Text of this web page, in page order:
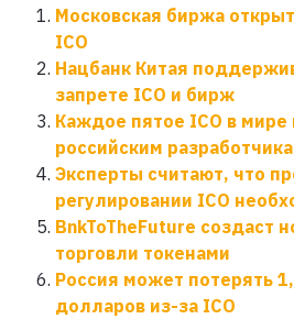
Московская биржа
ICO
Нацбанк Китая
запрете ICO и бирж
Каждое пятое ICO в
российским
Эксперты считают, что
регулировании ICO
BnkToTheFuture создаст
торговли токенами
Россия может потерять
долларов из-за ICO